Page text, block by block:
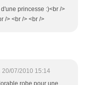
princesse :)<br />
/> <br /> <br />
20/07/2010 15:14
robe pour une